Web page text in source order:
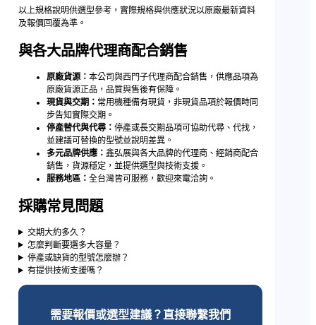
以上規格說明供選型參考，實際規格與供應狀況以原廠最新資料
及報價回覆為準。
與各大品牌代理商配合銷售
原廠貨源：本公司與西門子代理商配合銷售，供應品項為
原廠貨源正品，品質與售後有保障。
現貨與交期： 常用機種備有現貨，非現貨品項於報價時同
步告知實際交期。
停產替代與代尋：停產或長交期品項可協助代尋、代找，
並建議可替換的型號並說明差異。
多元品牌供應：鑫弘展與各大品牌的代理商、經銷商配合
銷售，貨源穩定，並提供選型與技術支援。
服務地區：全台灣皆可服務，歡迎來電洽詢。
採購常見問題
交期大約多久？
怎麼判斷要選多大容量？
停產或缺貨的型號怎麼辦？
有提供技術支援嗎？
需要報價或選型建議？直接聯繫我們